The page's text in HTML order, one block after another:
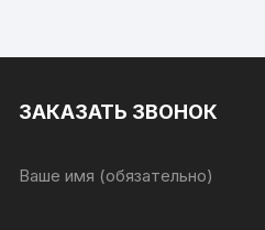
ЗАКАЗАТЬ ЗВОНОК
Ваше имя (обязательно)